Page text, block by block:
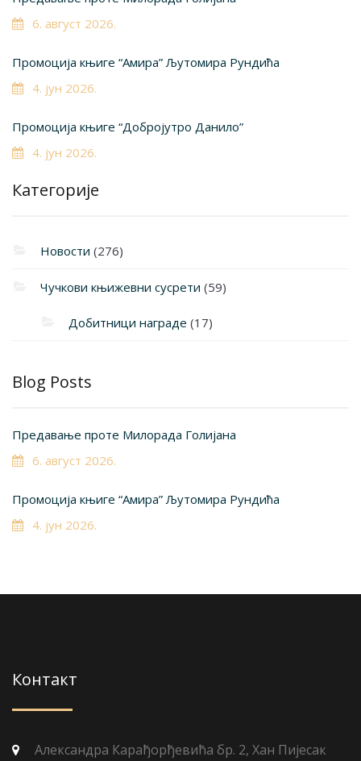
6. август 2026.
Промоција књиге “Амира” Љутомира Рундића
4. јун 2026.
Промоција књиге “Добројутро Данило”
4. јун 2026.
Категорије
Новости (276)
Чучкови књижевни сусрети (59)
Добитници награде (17)
Blog Posts
Предавање проте Милорада Голијана
6. август 2026.
Промоција књиге “Амира” Љутомира Рундића
4. јун 2026.
Контакт
Александра Карађорђевића бр. 2, Хан Пијесак